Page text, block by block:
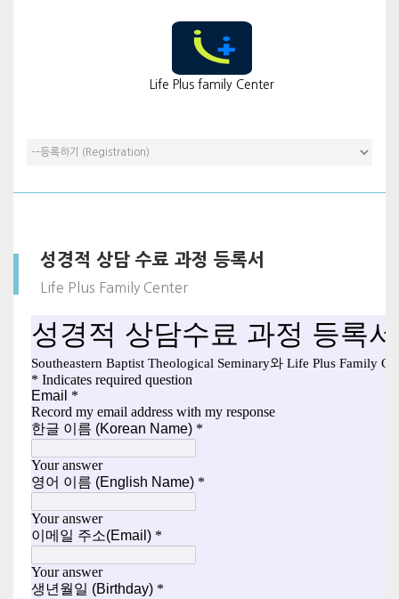
Life Plus family Center
성경적 상담 수료 과정 등록서
Life Plus Family Center